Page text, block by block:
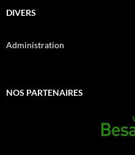
DIVERS
Administration
NOS PARTENAIRES